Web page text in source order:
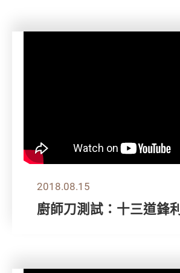
2018.08.15
廚師刀測試：十三道鋒利